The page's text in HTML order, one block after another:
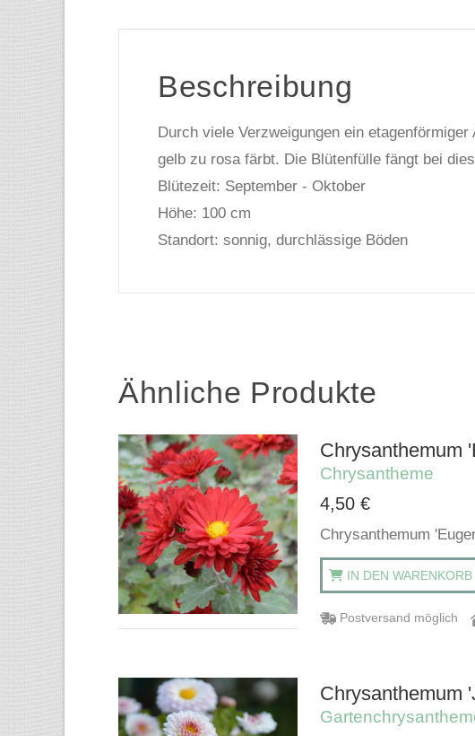
Beschreibung
Durch viele Verzweigungen ein
gelb zu rosa färbt. Die Blütenfülle fängt bei
Blütezeit: September - Oktober
Höhe: 100 cm
Standort: sonnig, durchlässige Böden
Ähnliche Produkte
Chrysanthemum
Chrysantheme
4,50 €
Chrysanthemum
IN DEN WARENKORB
Postversand möglich
Chrysanthemum